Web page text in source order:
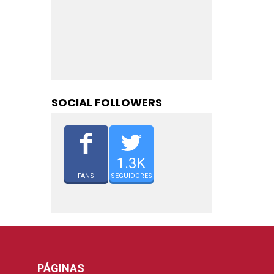
SOCIAL FOLLOWERS
FANS
1.3K
SEGUIDORES
PÁGINAS